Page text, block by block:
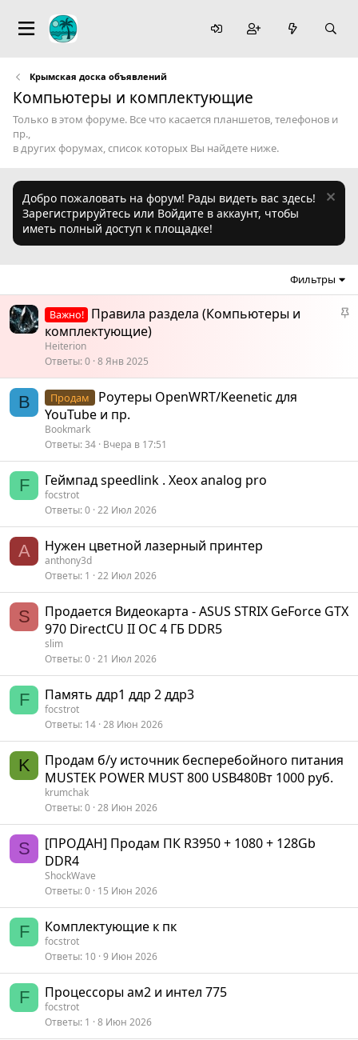
Крымская доска объявлений
Компьютеры и комплектующие
Только в этом форуме. Все что касается планшетов, телефонов и
пр.,
в других форумах, список которых Вы найдете ниже.
Добро пожаловать на форум! Рады видеть вас здесь!
Зарегистрируйтесь или Войдите в аккаунт, чтобы
иметь полный доступ к площадке!
Фильтры
З
Важно!
Правила раздела (Компьютеры и
комплектующие)
Heiterion
Ответы 0 8 Янв 2025
B Продам
Роутеры OpenWRT/Keenetic для
YouTube и пр.
Bookmark
Ответы 34 Вчера в 17:51
F Геймпад speedlink . Хeox analog pro
focstrot
Ответы 0 22 Июл 2026
A Нужен цветной лазерный принтер
anthony3d
Ответы 1 22 Июл 2026
S
Продается Видеокарта - ASUS STRIX GeForce GTX
970 DirectCU II OC 4 ГБ DDR5
slim
Ответы 0 21 Июл 2026
F Память ддр1 ддр 2 ддр3
focstrot
Ответы 14 28 Июн 2026
K
Продам б/у источник бесперебойного питания
MUSTEK POWER MUST 800 USB480Вт 1000 руб.
krumchak
Ответы 0 28 Июн 2026
S
[ПРОДАН] Продам ПК R3950 + 1080 + 128Gb
DDR4
ShockWave
Ответы 0 15 Июн 2026
F Комплектующие к пк
focstrot
Ответы 10 9 Июн 2026
F Процессоры ам2 и интел 775
focstrot
Ответы 1 8 Июн 2026